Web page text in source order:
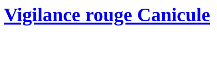
Vigilance rouge Canicule